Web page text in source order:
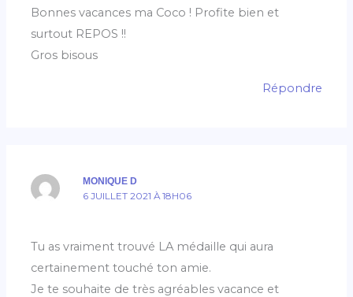
Bonnes vacances ma Coco ! Profite bien et
surtout REPOS !!
Gros bisous
Répondre
MONIQUE D
6 JUILLET 2021 À 18H06
Tu as vraiment trouvé LA médaille qui aura
certainement touché ton amie.
Je te souhaite de très agréables vacance et